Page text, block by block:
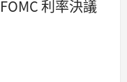
利率決議